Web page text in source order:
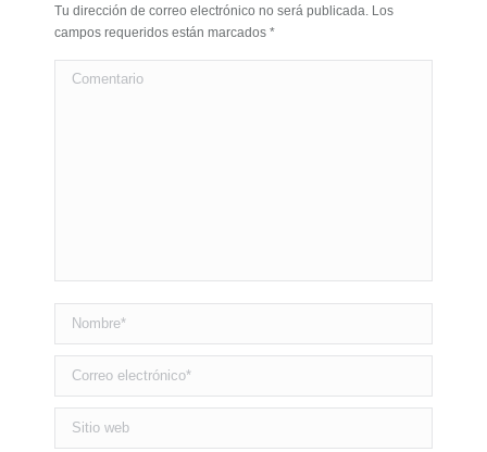
Tu dirección de correo electrónico no será publicada. Los
campos requeridos están marcados *
Comentario
Nombre *
Correo electrónico *
Sitio web